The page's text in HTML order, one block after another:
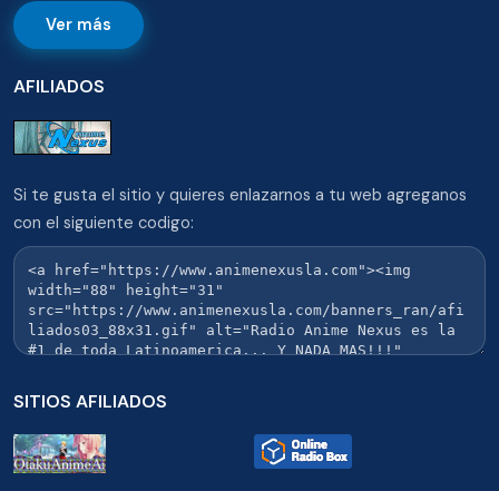
Ver más
AFILIADOS
Si te gusta el sitio y quieres enlazarnos a tu web agreganos
con el siguiente codigo:
SITIOS AFILIADOS